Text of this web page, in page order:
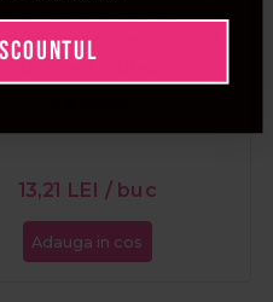
Italwax Spatule de
pentru epilat -
Standard 100buc
13,21 LEI / buc
Adauga in cos